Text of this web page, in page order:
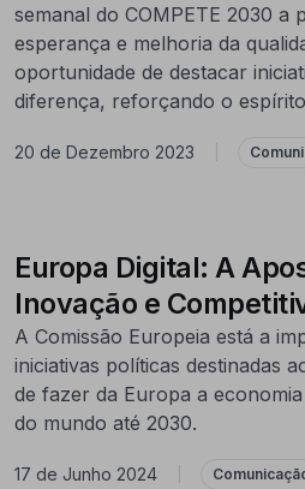
semanal do COMPETE 2030 a
esperança e melhoria da
oportunidade de destacar
diferença, reforçando o
20 de Dezembro 2023
Europa Digital: A
Inovação e
A Comissão Europeia está a
iniciativas políticas destinadas
de fazer da Europa a
do mundo até 2030.
17 de Junho 2024